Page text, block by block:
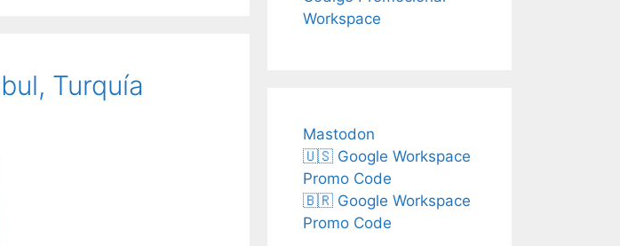
Turquía
Workspace
Mastodon
🇺🇸 Google Workspace
Promo Code
🇧🇷 Google Workspace
Promo Code